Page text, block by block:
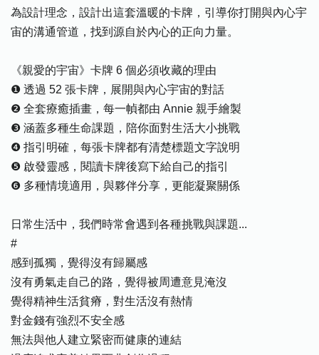
為設計理念，設計出這套溫暖的卡牌，引導你打開與內心宇
宙的溝通管道，找到源自於內心的正向力量。
《親愛的宇宙》卡牌 6 個必須收藏的理由
❶ 透過 52 張卡牌，展開與內心宇宙的對話
❷ 全套療癒插畫，每一幀都由 Annie 親手繪製
❸ 涵蓋多種生命課題，陪你面對生活大小挑戰
❹ 指引明確，每張卡牌都有清楚標題文字說明
❺ 啟發靈感，閱讀卡牌後寫下給自己的指引
❻ 多種情境適用，與夥伴分享，更能凝聚關係
日常生活中，我們時常會遇到各種挑戰與課題...
#
感到孤獨，覺得沒有歸屬感
沒有勇氣走自己的路，覺得被周遭意見淹沒
覺得精神生活貧瘠，對生活沒有熱情
對金錢有強烈不安全感
無法與他人建立緊密而健康的連結